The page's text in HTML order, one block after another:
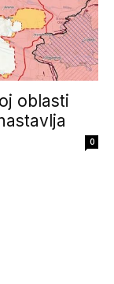
oblasti
0